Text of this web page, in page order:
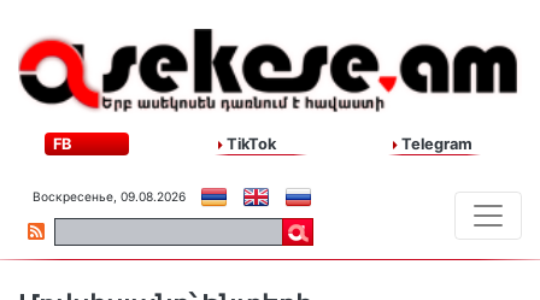
FB TikTok Telegram
Воскресенье, 09.08.2026